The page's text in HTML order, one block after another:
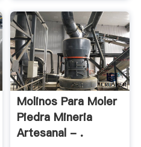
Molinos Para Moler
Piedra Mineria
Artesanal - .